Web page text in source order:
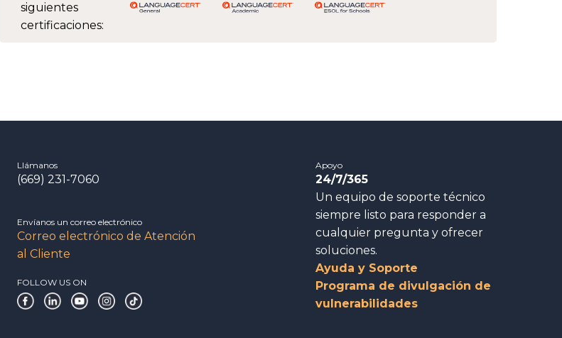
siguientes
certificaciones:
Llámanos
(669) 231-7060
Envíanos un correo electrónico
Correo electrónico de Atención
al Cliente
FOLLOW US ON
Apoyo
24/7/365
Un equipo de soporte técnico
siempre listo para responder a
cualquier pregunta y ofrecer
soluciones.
Ayuda y Soporte
Programa de divulgación de
vulnerabilidades